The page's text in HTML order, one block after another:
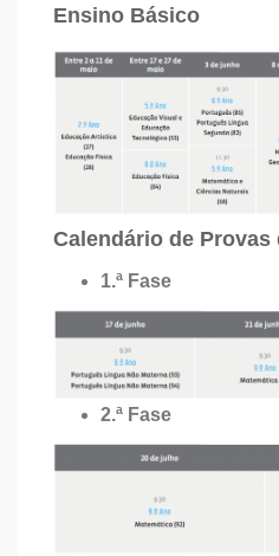
Ensino Básico
Calendário de Provas
1.ª Fase
2.ª Fase